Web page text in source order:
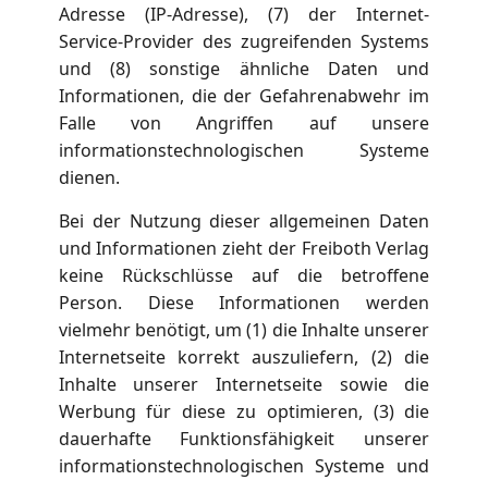
Adresse (IP-Adresse), (7) der Internet-
Service-Provider des zugreifenden Systems
und (8) sonstige ähnliche Daten und
Informationen, die der Gefahrenabwehr im
Falle von Angriffen auf unsere
informationstechnologischen Systeme
dienen.
Bei der Nutzung dieser allgemeinen Daten
und Informationen zieht der Freiboth Verlag
keine Rückschlüsse auf die betroffene
Person. Diese Informationen werden
vielmehr benötigt, um (1) die Inhalte unserer
Internetseite korrekt auszuliefern, (2) die
Inhalte unserer Internetseite sowie die
Werbung für diese zu optimieren, (3) die
dauerhafte Funktionsfähigkeit unserer
informationstechnologischen Systeme und